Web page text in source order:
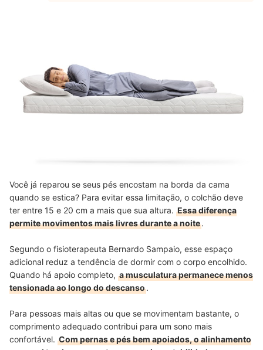
Você já reparou se seus pés encostam na borda da cama
quando se estica? Para evitar essa limitação, o colchão deve
ter entre 15 e 20 cm a mais que sua altura. Essa diferença
permite movimentos mais livres durante a noite.
Segundo o fisioterapeuta Bernardo Sampaio, esse espaço
adicional reduz a tendência de dormir com o corpo encolhido.
Quando há apoio completo, a musculatura permanece menos
tensionada ao longo do descanso.
Para pessoas mais altas ou que se movimentam bastante, o
comprimento adequado contribui para um sono mais
confortável. Com pernas e pés bem apoiados, o alinhamento